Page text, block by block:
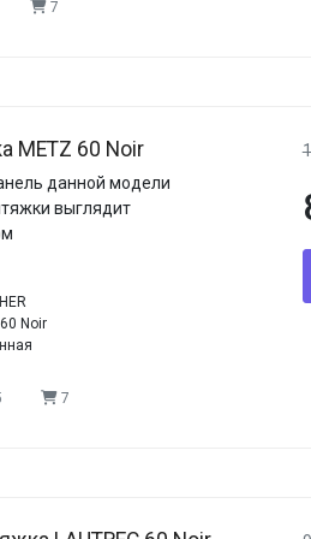
7
METZ 60 Noir
данной модели
выглядит
Noir
7